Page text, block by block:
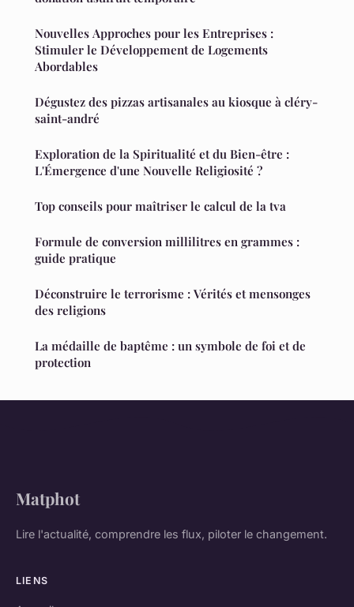
Nouvelles Approches pour les Entreprises :
Stimuler le Développement de Logements
Abordables
Dégustez des pizzas artisanales au kiosque à cléry-
saint-andré
Exploration de la Spiritualité et du Bien-être :
L'Émergence d'une Nouvelle Religiosité ?
Top conseils pour maîtriser le calcul de la tva
Formule de conversion millilitres en grammes :
guide pratique
Déconstruire le terrorisme : Vérités et mensonges
des religions
La médaille de baptême : un symbole de foi et de
protection
Matphot
Lire l'actualité, comprendre les flux, piloter le changement.
LIENS